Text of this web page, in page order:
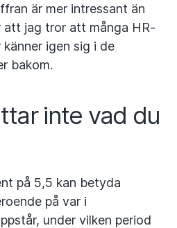
är mer intressant än
jag tror att många HR-
igen sig i de
bakom.
inte vad du
på 5,5 kan betyda
på var i
under vilken period